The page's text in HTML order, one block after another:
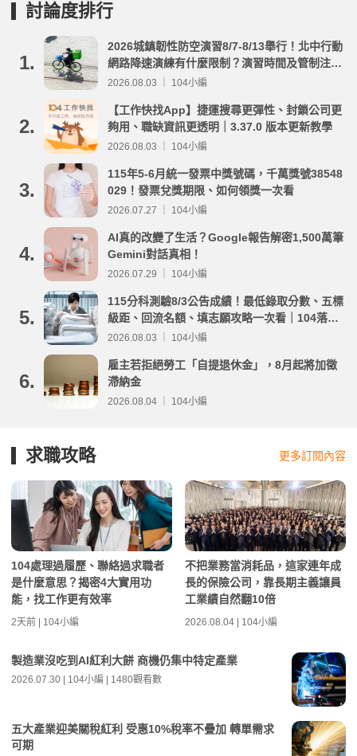
討論度排行
1.
2026城鎮韌性防空演習8/7-8/13舉行！北中行動
網路降速演練有什麼限制？演習時間及管制注意
事項整理
2026.08.03 ｜ 104小編
2.
【工作快找App】捷運搜尋更彈性、封鎖公司更
夠用、職缺資訊更透明｜3.37.0 版本更新教學
2026.08.03 ｜ 104小編
3.
115年5-6月統一發票中獎號碼，千萬獎號38548
029！發票兌獎期限、如何領獎一次看
2026.07.27 ｜ 104小編
4.
AI真的改變了生活？Google報告解密1,500萬筆
Gemini對話真相！
2026.07.29 ｜ 104小編
5.
115分科測驗8/3公告成績！最低錄取分數、五標
級距、回流名額、填志願攻略一次看｜104落點
分析
2026.08.03 ｜ 104小編
6.
雇主若拒絕勞工「自提退休金」，8月起將加徵
滯納金
2026.08.04 ｜ 104小編
求職攻略 更多訂閱內容
104處理過履歷、聯絡過求職者
是什麼意思？揭密4大實用功
能，找工作更有效率
2天前 | 104小編
不把業務當消耗品，這家連年成
長的保險公司，靠長期主義讓員
工業績自然翻10倍
2026.08.04 | 104小編
製造業沒吃到AI紅利大餅 商機仍集中特定產業
2026.07.30 | 104小編 | 1480觀看數
五大產業迎美關稅紅利 受惠10%稅率不疊加 轉單需求
可期